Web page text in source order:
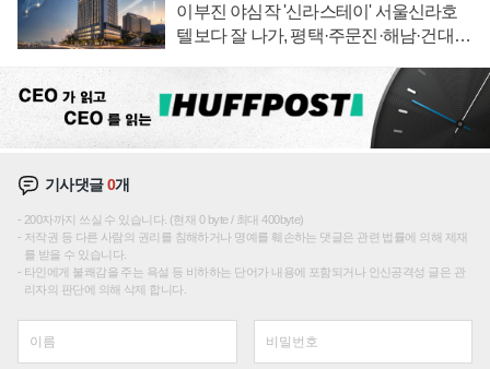
이부진 야심작 '신라스테이' 서울신라호
텔보다 잘 나가, 평택·주문진·해남·건대로
기사댓글0개
200자까지 쓰실 수 있습니다. (현재 0 byte / 최대 400byte)
저작권 등 다른 사람의 권리를 침해하거나 명예를 훼손하는 댓글은 관련 법률에 의해 제재
를 받을 수 있습니다.
타인에게 불쾌감을 주는 욕설 등 비하하는 단어가 내용에 포함되거나 인신공격성 글은 관
리자의 판단에 의해 삭제 합니다.